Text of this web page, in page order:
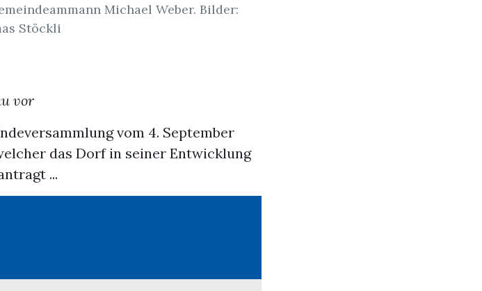
Michael Weber. Bilder:
Stöckli
vor
vom 4. September
das Dorf in seiner Entwicklung
...